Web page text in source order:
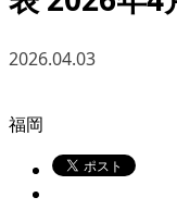
2026.04.03
福岡